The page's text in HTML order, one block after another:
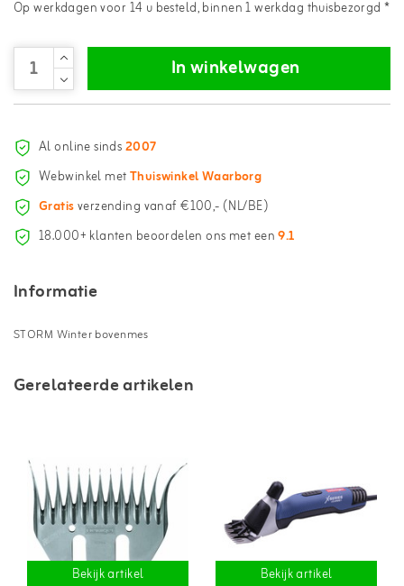
Op werkdagen voor 14 u besteld, binnen 1 werkdag thuisbezorgd *
In winkelwagen
Al online sinds2007
Webwinkel metThuiswinkel Waarborg
Gratisverzending vanaf €100,- (NL/BE)
18.000+ klanten beoordelen ons met een9.1
Informatie
STORM Winter bovenmes
Gerelateerde artikelen
Bekijk artikel
Bekijk artikel